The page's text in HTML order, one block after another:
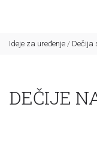
Ideje za uređenje / Dečija
DEČIJE